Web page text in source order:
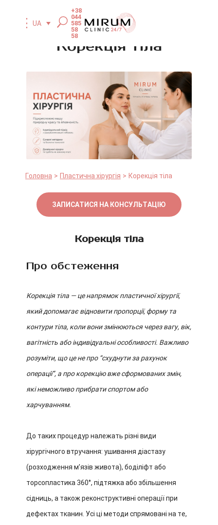
UA
+38
044
585
58
58
Корекція тіла
Головна Пластична хірургія Корекція тіла
ЗАПИСАТИСЯ НА КОНСУЛЬТАЦІЮ
Корекція тіла
Про обстеження
Корекція тіла — це напрямок пластичної хірургії,
який допомагає відновити пропорції, форму та
контури тіла, коли вони змінюються через вагу, вік,
вагітність або індивідуальні особливості. Важливо
розуміти, що це не про “схуднути за рахунок
операції”, а про корекцію вже сформованих змін,
які неможливо прибрати спортом або
харчуванням.
До таких процедур належать різні види
хірургічного втручання: ушивання діастазу
(розходження м’язів живота), боділіфт або
торсопластика 360°, підтяжка або збільшення
сідниць, а також реконструктивні операції при
дефектах тканин. Усі ці методи спрямовані на те,